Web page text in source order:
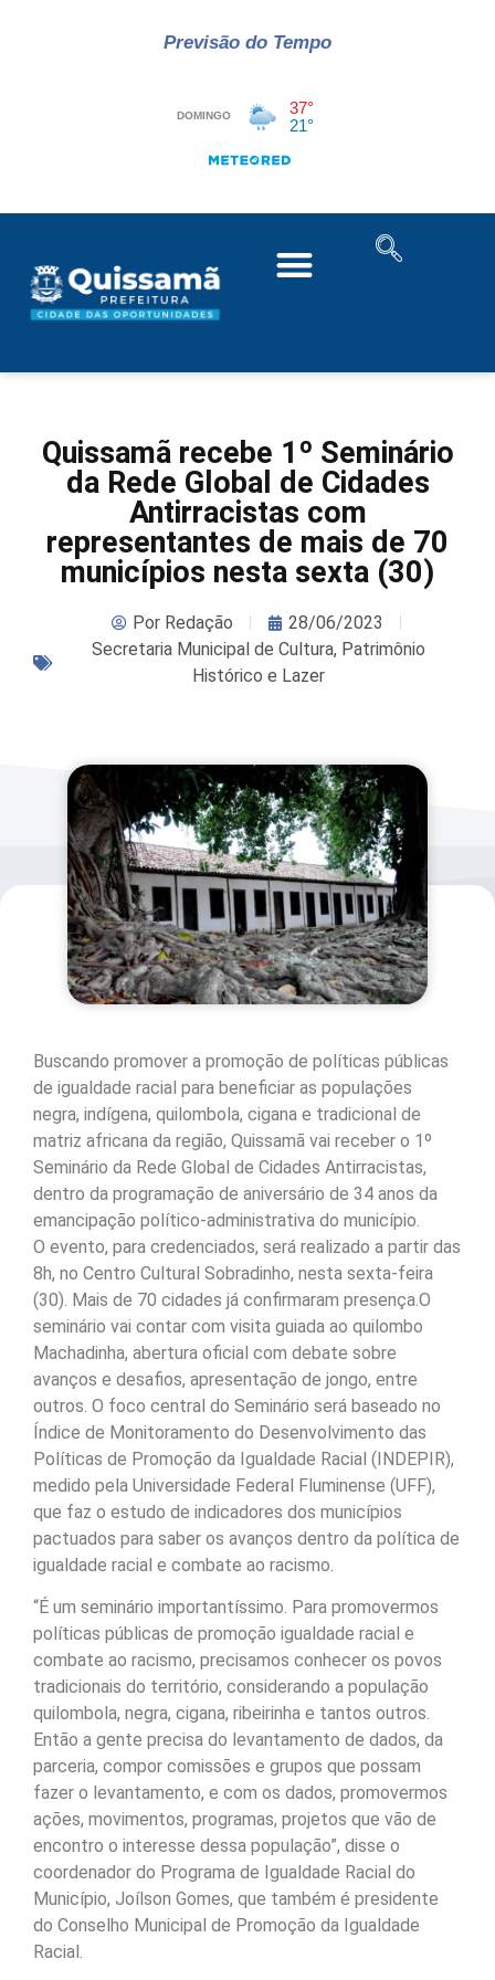
Previsão do Tempo
Quissamã recebe 1º Seminário
da Rede Global de Cidades
Antirracistas com
representantes de mais de 70
municípios nesta sexta (30)
PorRedação
28/06/2023
Secretaria Municipal de Cultura, Patrimônio
Histórico e Lazer
Buscando promover a promoção de políticas públicas
de igualdade racial para beneficiar as populações
negra, indígena, quilombola, cigana e tradicional de
matriz africana da região, Quissamã vai receber o 1º
Seminário da Rede Global de Cidades Antirracistas,
dentro da programação de aniversário de 34 anos da
emancipação político-administrativa do município.
O evento, para credenciados, será realizado a partir das
8h, no Centro Cultural Sobradinho, nesta sexta-feira
(30). Mais de 70 cidades já confirmaram presença.O
seminário vai contar com visita guiada ao quilombo
Machadinha, abertura oficial com debate sobre
avanços e desafios, apresentação de jongo, entre
outros. O foco central do Seminário será baseado no
Índice de Monitoramento do Desenvolvimento das
Políticas de Promoção da Igualdade Racial (INDEPIR),
medido pela Universidade Federal Fluminense (UFF),
que faz o estudo de indicadores dos municípios
pactuados para saber os avanços dentro da política de
igualdade racial e combate ao racismo.
“É um seminário importantíssimo. Para promovermos
políticas públicas de promoção igualdade racial e
combate ao racismo, precisamos conhecer os povos
tradicionais do território, considerando a população
quilombola, negra, cigana, ribeirinha e tantos outros.
Então a gente precisa do levantamento de dados, da
parceria, compor comissões e grupos que possam
fazer o levantamento, e com os dados, promovermos
ações, movimentos, programas, projetos que vão de
encontro o interesse dessa população”, disse o
coordenador do Programa de Igualdade Racial do
Município, Joílson Gomes, que também é presidente
do Conselho Municipal de Promoção da Igualdade
Racial.